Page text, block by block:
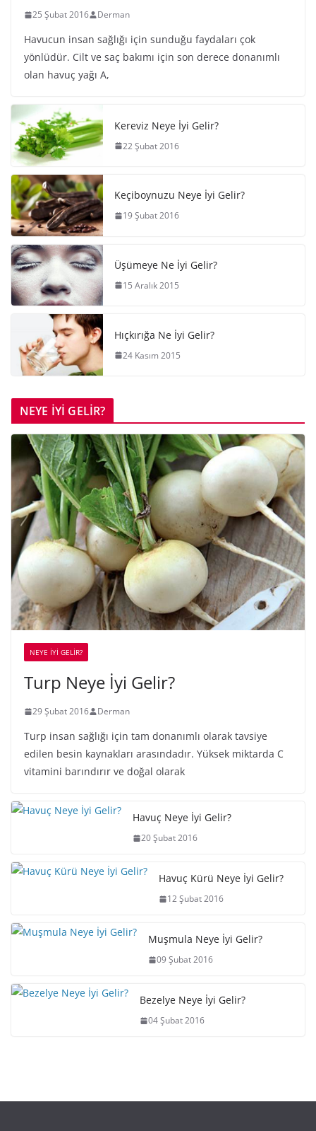
25 Şubat 2016 Derman
Havucun insan sağlığı için sunduğu faydaları çok
yönlüdür. Cilt ve saç bakımı için son derece donanımlı
olan havuç yağı A,
Kereviz Neye İyi Gelir?
22 Şubat 2016
Keçiboynuzu Neye İyi Gelir?
19 Şubat 2016
Üşümeye Ne İyi Gelir?
15 Aralık 2015
Hıçkırığa Ne İyi Gelir?
24 Kasım 2015
NEYE İYİ GELİR?
NEYE İYİ GELİR?
Turp Neye İyi Gelir?
29 Şubat 2016 Derman
Turp insan sağlığı için tam donanımlı olarak tavsiye
edilen besin kaynakları arasındadır. Yüksek miktarda C
vitamini barındırır ve doğal olarak
Havuç Neye İyi Gelir?
20 Şubat 2016
Havuç Kürü Neye İyi Gelir?
12 Şubat 2016
Muşmula Neye İyi Gelir?
09 Şubat 2016
Bezelye Neye İyi Gelir?
04 Şubat 2016